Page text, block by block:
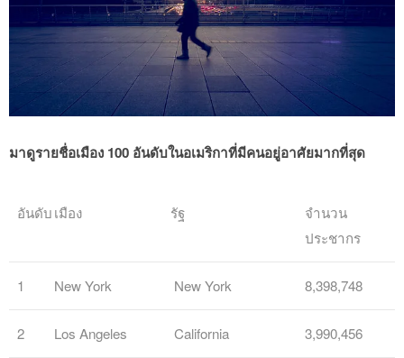
มาดูรายชื่อเมือง 100 อันดับในอเมริกาที่มีคนอยู่อาศัยมากที่สุด
อันดับเมือง รัฐ
จำนวน
ประชากร
1 New York New York 8,398,748
2 Los Angeles California 3,990,456